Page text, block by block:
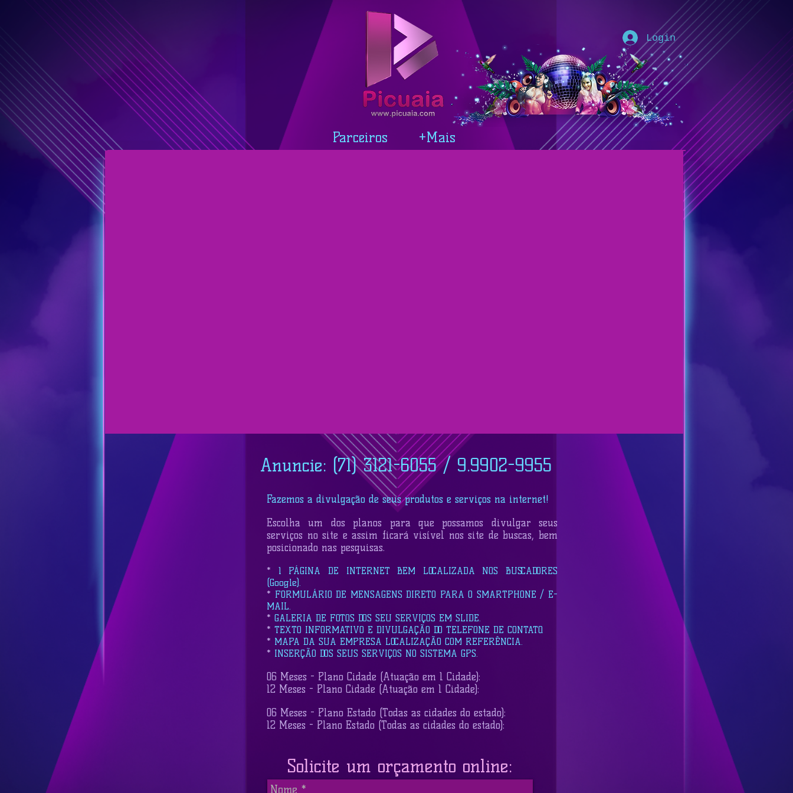
Parceiros +Mais
Login
Anuncie: (71) 3121-6055 / 9.9902-9955
Fazemos a divulgação de seus produtos e serviços na internet!
Escolha um dos planos para que possamos divulgar seus
serviços no site e assim ficará visível nos site de buscas, bem
posicionado nas pesquisas.
* 1 PÁGINA DE INTERNET BEM LOCALIZADA NOS BUSCADORES
(Google).
* FORMULÁRIO DE MENSAGENS DIRETO PARA O SMARTPHONE / E-
MAIL.
* GALERIA DE FOTOS DOS SEU SERVIÇOS EM SLIDE.
* TEXTO INFORMATIVO E DIVULGAÇÃO DO TELEFONE DE CONTATO.
* MAPA DA SUA EMPRESA LOCALIZAÇÃO COM REFERÊNCIA.
* INSERÇÃO DOS SEUS SERVIÇOS NO SISTEMA GPS.
06 Meses - Plano Cidade (Atuação em 1 Cidade):
12 Meses - Plano Cidade (Atuação em 1 Cidade):
06 Meses - Plano Estado (Todas as cidades do estado):
12 Meses - Plano Estado (Todas as cidades do estado):
Solicite um orçamento online: